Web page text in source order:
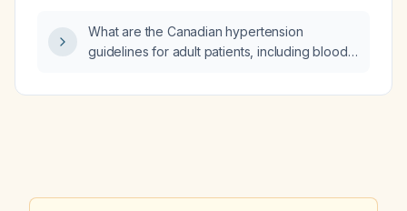
What are the Canadian hypertension
guidelines for adult patients, including blood
and first‑line medication choices, especially